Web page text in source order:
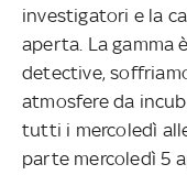
investigatori e la
aperta. La gamma
detective,
atmosfere da
tutti i mercoledì
parte mercoledì 5